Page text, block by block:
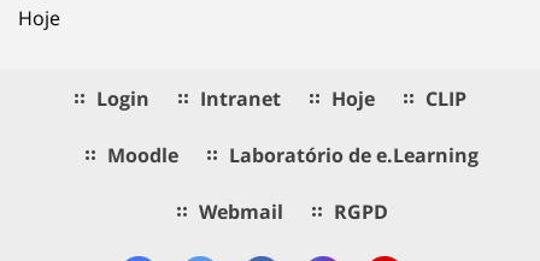
Hoje
Login Intranet Hoje CLIP
Moodle Laboratório de e.Learning
Webmail RGPD